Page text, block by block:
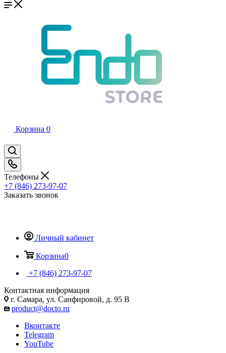
Корзина 0
Телефоны
+7 (846) 273-97-07
Заказать звонок
Личный кабинет
Корзина0
+7 (846) 273-97-07
Контактная информация
г. Самара, ул. Санфировой, д. 95 В
product@docto.ru
Вконтакте
Telegram
YouTube